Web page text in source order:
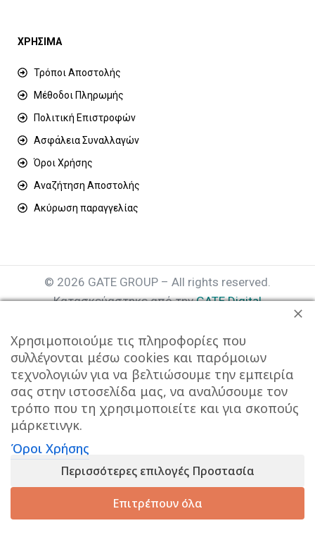
ΧΡΗΣΙΜΑ
Τρόποι Αποστολής
Μέθοδοι Πληρωμής
Πολιτική Επιστροφών
Ασφάλεια Συναλλαγών
Όροι Χρήσης
Αναζήτηση Αποστολής
Ακύρωση παραγγελίας
© 2026 GATE GROUP – All rights reserved.
Κατασκεύαστηκε από τηνGATE Digital
Αριθμός Γ.Ε.ΜΗ. : 077935642000
χρησιμοποιεί το Google Analytics για τη συλλογή μη-
προσωπικών δεδομένων με σκοπό τη βελτίωση της
εμπειρίας χρήσης.
Χρησιμοποιούμε τις πληροφορίες που
συλλέγονται μέσω cookies και παρόμοιων
τεχνολογιών για να βελτιώσουμε την εμπειρία
σας στην ιστοσελίδα μας, να αναλύσουμε τον
τρόπο που τη χρησιμοποιείτε και για σκοπούς
μάρκετινγκ.
Όροι Χρήσης
Περισσότερες επιλογές Προστασία
Επιτρέπουν όλα